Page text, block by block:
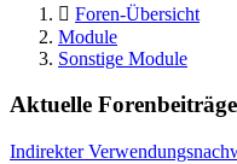
Foren-Übersicht
Module
Sonstige Module
Aktuelle Forenbeiträge
Indirekter